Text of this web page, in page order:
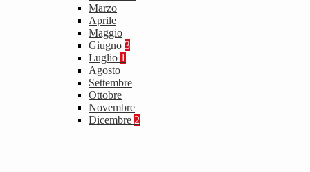
Marzo
Aprile
Maggio
Giugno 3
Luglio 1
Agosto
Settembre
Ottobre
Novembre
Dicembre 2